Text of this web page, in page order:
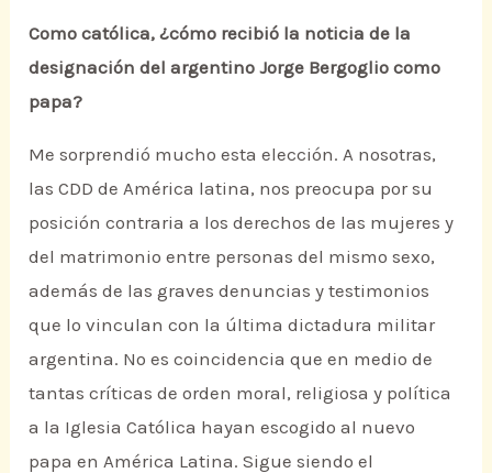
Como católica, ¿cómo recibió la noticia de la
designación del argentino Jorge Bergoglio como
papa?
Me sorprendió mucho esta elección. A nosotras,
las CDD de América latina, nos preocupa por su
posición contraria a los derechos de las mujeres y
del matrimonio entre personas del mismo sexo,
además de las graves denuncias y testimonios
que lo vinculan con la última dictadura militar
argentina. No es coincidencia que en medio de
tantas críticas de orden moral, religiosa y política
a la Iglesia Católica hayan escogido al nuevo
papa en América Latina. Sigue siendo el